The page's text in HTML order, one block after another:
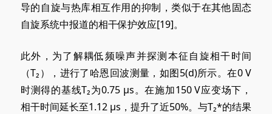
导的自旋与热库相互作用的抑制，类似于在其他固态
自旋系统中报道的相干保护效应[19]。
此外，为了解耦低频噪声并探测本征自旋相干时间
（T₂），进行了哈恩回波测量，如图5(d)所示。在0 V
时测得的基线T₂为0.75 μs。在施加150 V应变场下，
相干时间延长至1.12 μs，提升了近50%。与T₂*的结果